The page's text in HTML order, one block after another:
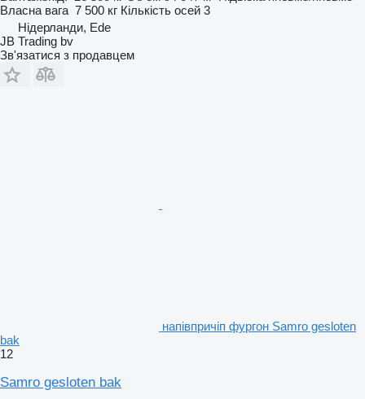
Власна вага 7 500 кг Кількість осей 3
Нідерланди, Ede
JB Trading bv
Зв'язатися з продавцем
напівпричіп фургон Samro gesloten
bak
12
Samro gesloten bak